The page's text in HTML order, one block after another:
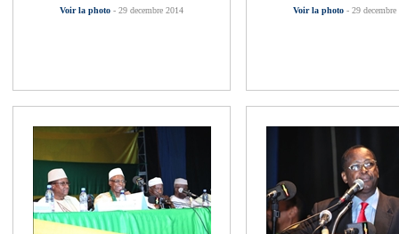
Voir la photo - 29 decembre 2014 Voir la photo - 29 decembre